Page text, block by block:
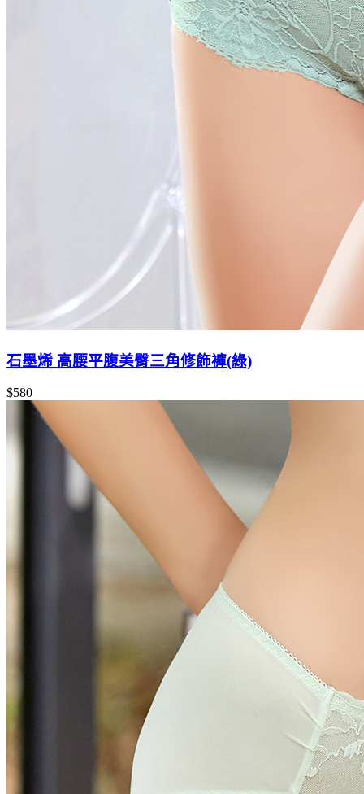
石墨烯 高腰平腹美臀三角修飾褲(綠)
$580